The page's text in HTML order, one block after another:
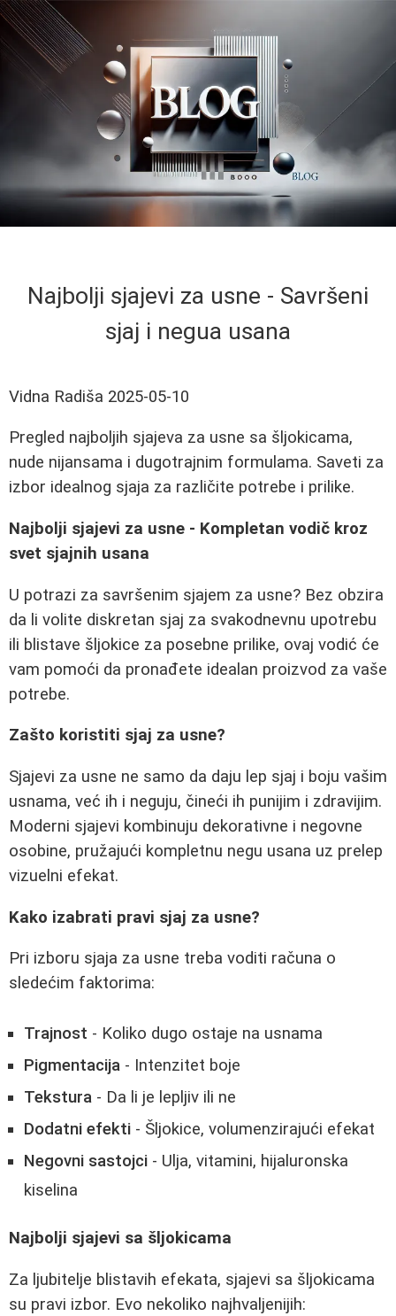
Najbolji sjajevi za usne - Savršeni
sjaj i negua usana
Vidna Radiša 2025-05-10
Pregled najboljih sjajeva za usne sa šljokicama,
nude nijansama i dugotrajnim formulama. Saveti za
izbor idealnog sjaja za različite potrebe i prilike.
Najbolji sjajevi za usne - Kompletan vodič kroz
svet sjajnih usana
U potrazi za savršenim sjajem za usne? Bez obzira
da li volite diskretan sjaj za svakodnevnu upotrebu
ili blistave šljokice za posebne prilike, ovaj vodić će
vam pomoći da pronađete idealan proizvod za vaše
potrebe.
Zašto koristiti sjaj za usne?
Sjajevi za usne ne samo da daju lep sjaj i boju vašim
usnama, već ih i neguju, čineći ih punijim i zdravijim.
Moderni sjajevi kombinuju dekorativne i negovne
osobine, pružajući kompletnu negu usana uz prelep
vizuelni efekat.
Kako izabrati pravi sjaj za usne?
Pri izboru sjaja za usne treba voditi računa o
sledećim faktorima:
Trajnost - Koliko dugo ostaje na usnama
Pigmentacija - Intenzitet boje
Tekstura - Da li je lepljiv ili ne
Dodatni efekti - Šljokice, volumenzirajući efekat
Negovni sastojci - Ulja, vitamini, hijaluronska
kiselina
Najbolji sjajevi sa šljokicama
Za ljubitelje blistavih efekata, sjajevi sa šljokicama
su pravi izbor. Evo nekoliko najhvaljenijih: